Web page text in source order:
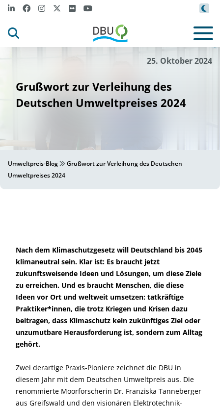
Peter
H
se
/DBU
25. Oktober 2024
Grußwort zur Verleihung des
Deutschen Umweltpreises 2024
Umweltpreis-Blog
Grußwort zur Verleihung des Deutschen
Umweltpreises 2024
Nach dem Klimaschutzgesetz will Deutschland bis 2045
klimaneutral sein. Klar ist: Es braucht jetzt
zukunftsweisende Ideen und Lösungen, um diese Ziele
zu erreichen. Und es braucht Menschen, die diese
Ideen vor Ort und weltweit umsetzen: tatkräftige
Praktiker*innen, die trotz Kriegen und Krisen dazu
beitragen, dass Klimaschutz kein zukünftiges Ziel oder
unzumutbare Herausforderung ist, sondern zum Alltag
gehört.
Zwei derartige Praxis-Pioniere zeichnet die DBU in
diesem Jahr mit dem Deutschen Umweltpreis aus. Die
renommierte Moorforscherin Dr. Franziska Tanneberger
aus Greifswald und den visionären Elektrotechnik-